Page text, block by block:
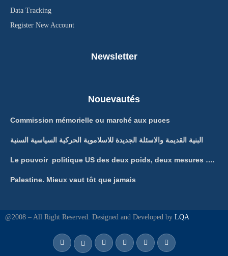
Data Tracking
Register New Account
Newsletter
Nouevautés
Commission mémorielle ou marché aux puces
البنية القديمة والاسئلة الجديدة للاسلاموية الحركية السياسية السنية
Le pouvoir politique US des deux poids, deux mesures ….
Palestine. Mieux vaut tôt que jamais
@2008 – All Right Reserved. Designed and Developed by LQA